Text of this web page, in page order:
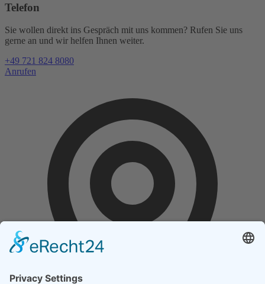
Telefon
Sie wollen direkt ins Gespräch mit uns kommen? Rufen Sie uns
gerne an und wir helfen Ihnen weiter.
+49 721 824 8080
Anrufen